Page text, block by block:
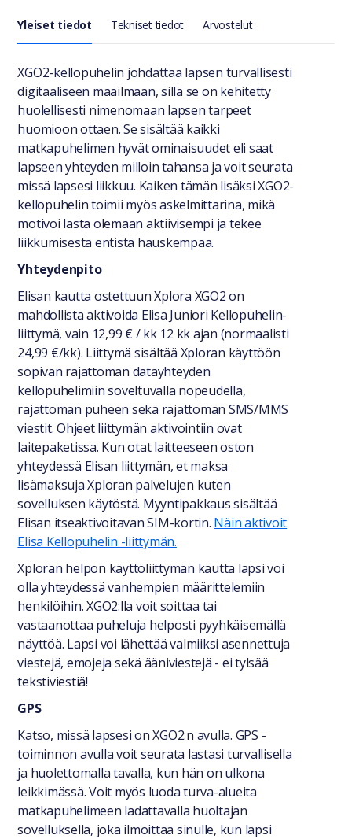
Yleiset tiedot Tekniset tiedot Arvostelut
Yleiset tiedot
XGO2-kellopuhelin johdattaa lapsen turvallisesti
digitaaliseen maailmaan, sillä se on kehitetty
huolellisesti nimenomaan lapsen tarpeet
huomioon ottaen. Se sisältää kaikki
matkapuhelimen hyvät ominaisuudet eli saat
lapseen yhteyden milloin tahansa ja voit seurata
missä lapsesi liikkuu. Kaiken tämän lisäksi XGO2-
kellopuhelin toimii myös askelmittarina, mikä
motivoi lasta olemaan aktiivisempi ja tekee
liikkumisesta entistä hauskempaa.
Yhteydenpito
Elisan kautta ostettuun Xplora XGO2 on
mahdollista aktivoida Elisa Juniori Kellopuhelin-
liittymä, vain 12,99 € / kk 12 kk ajan (normaalisti
24,99 €/kk). Liittymä sisältää Xploran käyttöön
sopivan rajattoman datayhteyden
kellopuhelimiin soveltuvalla nopeudella,
rajattoman puheen sekä rajattoman SMS/MMS
viestit. Ohjeet liittymän aktivointiin ovat
laitepaketissa. Kun otat laitteeseen oston
yhteydessä Elisan liittymän, et maksa
lisämaksuja Xploran palvelujen kuten
sovelluksen käytöstä. Myyntipakkaus sisältää
Elisan itseaktivoitavan SIM-kortin. Näin aktivoit
Elisa Kellopuhelin -liittymän.
Xploran helpon käyttöliittymän kautta lapsi voi
olla yhteydessä vanhempien määrittelemiin
henkilöihin. XGO2:lla voit soittaa tai
vastaanottaa puheluja helposti pyyhkäisemällä
näyttöä. Lapsi voi lähettää valmiiksi asennettuja
viestejä, emojeja sekä ääniviestejä - ei tylsää
tekstiviestiä!
GPS
Katso, missä lapsesi on XGO2:n avulla. GPS -
toiminnon avulla voit seurata lastasi turvallisella
ja huolettomalla tavalla, kun hän on ulkona
leikkimässä. Voit myös luoda turva-alueita
matkapuhelimeen ladattavalla huoltajan
sovelluksella, joka ilmoittaa sinulle, kun lapsi